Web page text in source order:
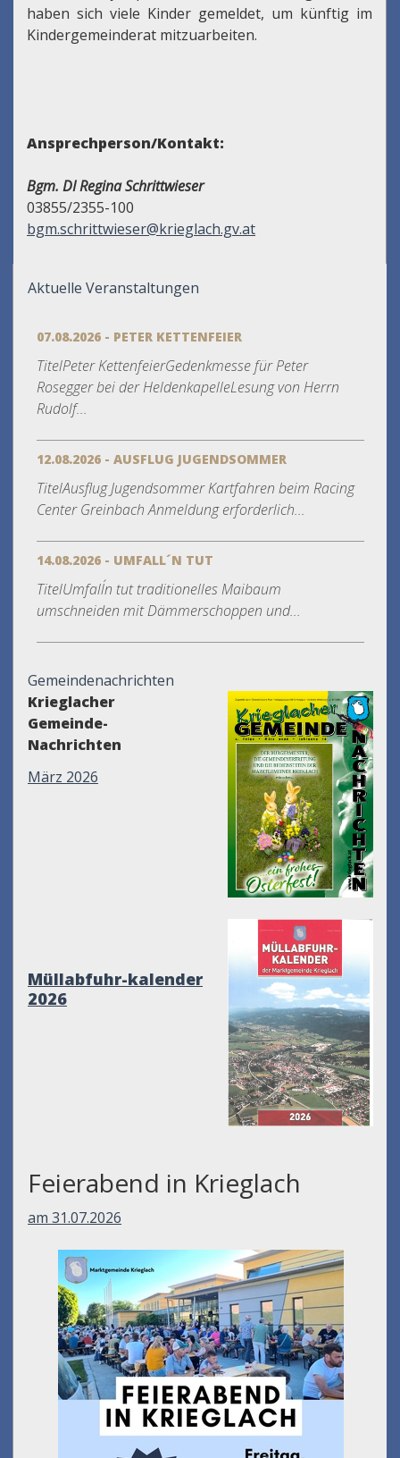
haben sich viele Kinder gemeldet, um künftig im
Kindergemeinderat mitzuarbeiten.
Ansprechperson/Kontakt:
Bgm. DI Regina Schrittwieser
03855/2355-100
bgm.schrittwieser@krieglach.gv.at
Aktuelle Veranstaltungen
07.08.2026 - PETER KETTENFEIER
TitelPeter KettenfeierGedenkmesse für Peter
Rosegger bei der HeldenkapelleLesung von Herrn
Rudolf...
12.08.2026 - AUSFLUG JUGENDSOMMER
TitelAusflug Jugendsommer Kartfahren beim Racing
Center Greinbach Anmeldung erforderlich...
14.08.2026 - UMFALL´N TUT
TitelUmfall´n tut traditionelles Maibaum
umschneiden mit Dämmerschoppen und...
Gemeindenachrichten
Krieglacher
Gemeinde-
Nachrichten
März 2026
Müllabfuhr-kalender
2026
Feierabend in Krieglach
am 31.07.2026